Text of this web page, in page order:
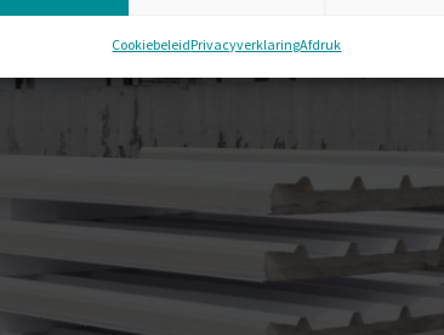
CookiebeleidPrivacyverklaringAfdruk